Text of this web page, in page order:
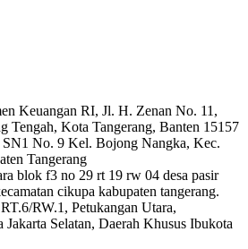
Keuangan RI, Jl. H. Zenan No. 11,
Tengah, Kota Tangerang, Banten 15157
No. 9 Kel. Bojong Nangka, Kec.
Tangerang
blok f3 no 29 rt 19 rw 04 desa pasir
cikupa kabupaten tangerang.
RW.1, Petukangan Utara,
Jakarta Selatan, Daerah Khusus Ibukota